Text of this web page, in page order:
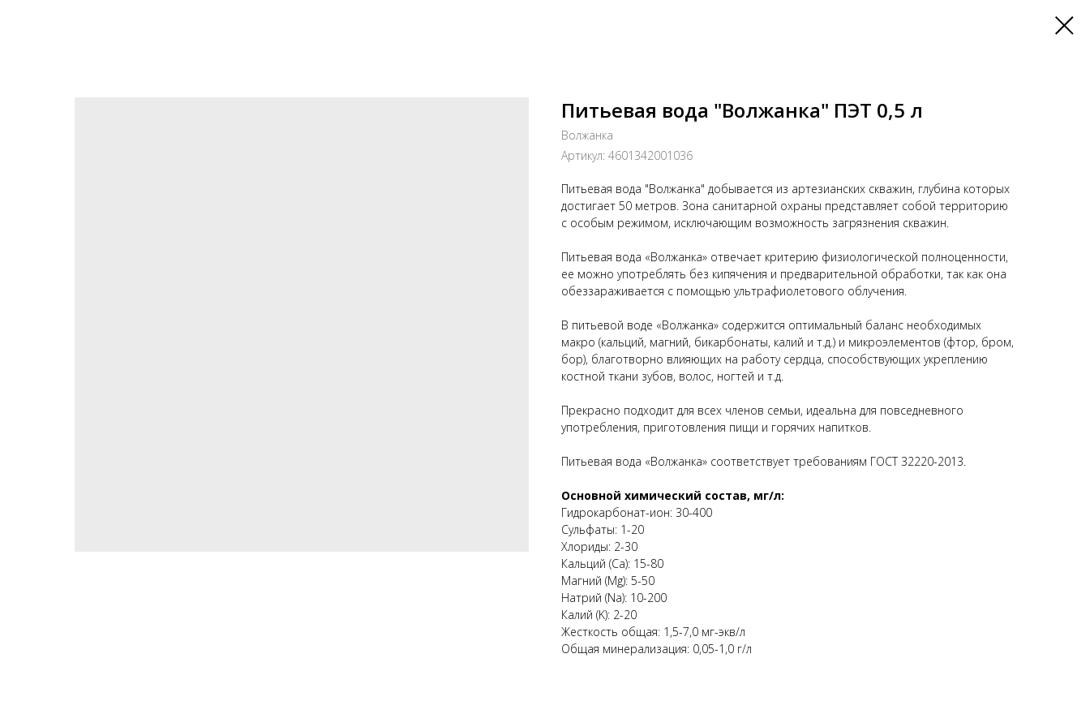
Питьевая вода "Волжанка" ПЭТ 0,5 л
Волжанка
Артикул: 4601342001036
Питьевая вода "Волжанка" добывается из артезианских скважин, глубина которых
достигает 50 метров. Зона санитарной охраны представляет собой территорию
с особым режимом, исключающим возможность загрязнения скважин.
Питьевая вода «Волжанка» отвечает критерию физиологической полноценности,
ее можно употреблять без кипячения и предварительной обработки, так как она
обеззараживается с помощью ультрафиолетового облучения.
В питьевой воде «Волжанка» содержится оптимальный баланс необходимых
макро (кальций, магний, бикарбонаты, калий и т.д.) и микроэлементов (фтор, бром,
бор), благотворно влияющих на работу сердца, способствующих укреплению
костной ткани зубов, волос, ногтей и т.д.
Прекрасно подходит для всех членов семьи, идеальна для повседневного
употребления, приготовления пищи и горячих напитков.
Питьевая вода «Волжанка» соответствует требованиям ГОСТ 32220-2013.
Основной химический состав, мг/л:
Гидрокарбонат-ион: 30-400
Сульфаты: 1-20
Хлориды: 2-30
Кальций (Са): 15-80
Магний (Mg): 5-50
Натрий (Na): 10-200
Калий (K): 2-20
Жесткость общая: 1,5-7,0 мг-экв/л
Общая минерализация: 0,05-1,0 г/л